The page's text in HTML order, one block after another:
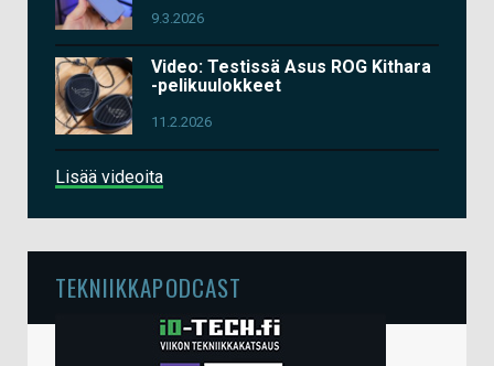
9.3.2026
Video: Testissä Asus ROG Kithara
-pelikuulokkeet
11.2.2026
Lisää videoita
TEKNIIKKAPODCAST